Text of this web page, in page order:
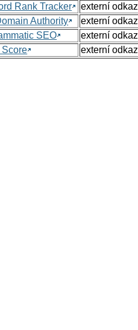
Rank Tracker
externí odkaz
Authority
externí odkaz
SEO
externí odkaz
Score
externí odkaz